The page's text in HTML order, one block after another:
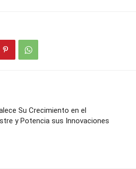
Su Crecimiento en el
y Potencia sus Innovaciones